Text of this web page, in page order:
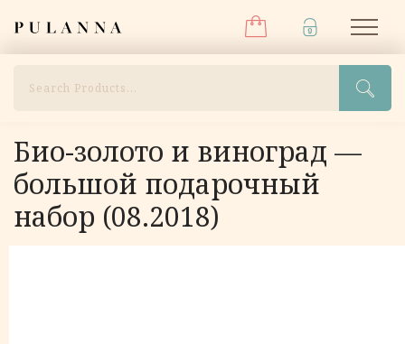
Меню
Био-золото и виноград —
большой подарочный
набор (08.2018)